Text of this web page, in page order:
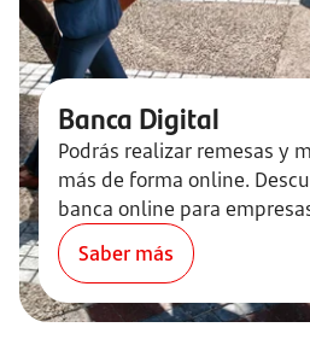
Banca Digital
Podrás realizar remesas y
más de forma online.
banca online para
Saber más